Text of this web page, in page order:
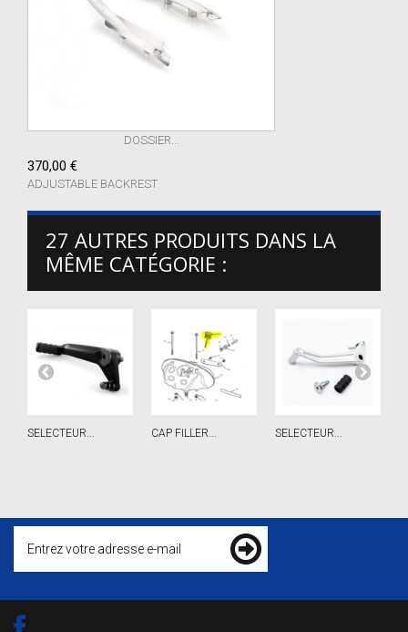
DOSSIER...
370,00 €
ADJUSTABLE BACKREST
27 AUTRES PRODUITS DANS LA
MÊME CATÉGORIE :
SELECTEUR... CAP FILLER... SELECTEUR...